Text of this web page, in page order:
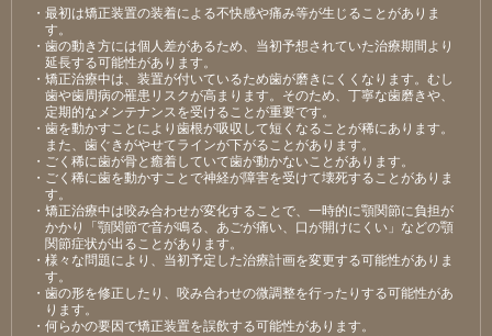
・最初は矯正装置の装着による不快感や痛み等が生じることがありま
す。
・歯の動き方には個人差があるため、当初予想されていた治療期間より
延長する可能性があります。
・矯正治療中は、装置が付いているため歯が磨きにくくなります。むし
歯や歯周病の罹患リスクが高まります。そのため、丁寧な歯磨きや、
定期的なメンテナンスを受けることが重要です。
・歯を動かすことにより歯根が吸収して短くなることが稀にあります。
また、歯ぐきがやせてラインが下がることがあります。
・ごく稀に歯が骨と癒着していて歯が動かないことがあります。
・ごく稀に歯を動かすことで神経が障害を受けて壊死することがありま
す。
・矯正治療中は咬み合わせが変化することで、一時的に顎関節に負担が
かかり「顎関節で音が鳴る、あごが痛い、口が開けにくい」などの顎
関節症状が出ることがあります。
・様々な問題により、当初予定した治療計画を変更する可能性がありま
す。
・歯の形を修正したり、咬み合わせの微調整を行ったりする可能性があ
ります。
・何らかの要因で矯正装置を誤飲する可能性があります。